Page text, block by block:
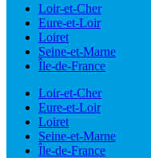
Loir-et-Cher
Eure-et-Loir
Loiret
Seine-et-Marne
Île-de-France
Loir-et-Cher
Eure-et-Loir
Loiret
Seine-et-Marne
Île-de-France